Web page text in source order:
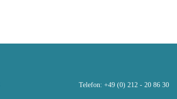
Telefon: +49 (0) 212 - 20 86 30